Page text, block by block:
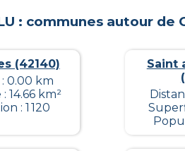
: communes autour de
(42140)
0.00 km
14.66 km²
: 1 120
Saint